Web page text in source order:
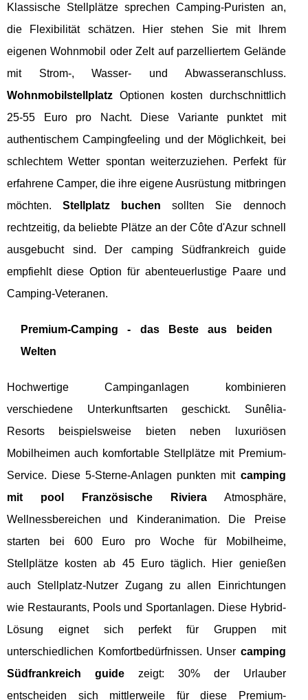
Klassische Stellplätze sprechen Camping-Puristen an,
die Flexibilität schätzen. Hier stehen Sie mit Ihrem
eigenen Wohnmobil oder Zelt auf parzelliertem Gelände
mit Strom-, Wasser- und Abwasseranschluss.
Wohnmobilstellplatz Optionen kosten durchschnittlich
25-55 Euro pro Nacht. Diese Variante punktet mit
authentischem Campingfeeling und der Möglichkeit, bei
schlechtem Wetter spontan weiterzuziehen. Perfekt für
erfahrene Camper, die ihre eigene Ausrüstung mitbringen
möchten.Stellplatz buchen sollten Sie dennoch
rechtzeitig, da beliebte Plätze an der Côte d'Azur schnell
ausgebucht sind. Der camping Südfrankreich guide
empfiehlt diese Option für abenteuerlustige Paare und
Camping-Veteranen.
Premium-Camping - das Beste aus beiden
Welten
Hochwertige Campinganlagen kombinieren
verschiedene Unterkunftsarten geschickt. Sunêlia-
Resorts beispielsweise bieten neben luxuriösen
Mobilheimen auch komfortable Stellplätze mit Premium-
Service. Diese 5-Sterne-Anlagen punkten mit camping
mit pool Französische RivieraAtmosphäre,
Wellnessbereichen und Kinderanimation. Die Preise
starten bei 600 Euro pro Woche für Mobilheime,
Stellplätze kosten ab 45 Euro täglich. Hier genießen
auch Stellplatz-Nutzer Zugang zu allen Einrichtungen
wie Restaurants, Pools und Sportanlagen. Diese Hybrid-
Lösung eignet sich perfekt für Gruppen mit
unterschiedlichen Komfortbedürfnissen. Unser camping
Südfrankreich guidezeigt: 30% der Urlauber
entscheiden sich mittlerweile für diese Premium-